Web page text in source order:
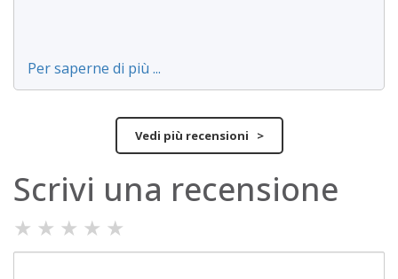
Per saperne di più ...
Vedi più recensioni >
Scrivi una recensione
★ ★ ★ ★ ★